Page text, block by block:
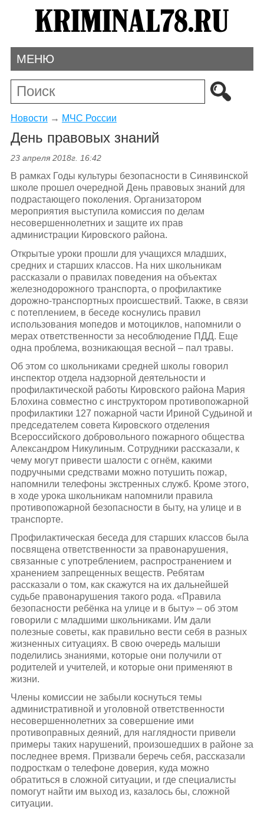
МЕНЮ
Новости → МЧС России
День правовых знаний
23 апреля 2018г. 16:42
В рамках Годы культуры безопасности в Синявинской
школе прошел очередной День правовых знаний для
подрастающего поколения. Организатором
мероприятия выступила комиссия по делам
несовершеннолетних и защите их прав
администрации Кировского района.
Открытые уроки прошли для учащихся младших,
средних и старших классов. На них школьникам
рассказали о правилах поведения на объектах
железнодорожного транспорта, о профилактике
дорожно-транспортных происшествий. Также, в связи
с потеплением, в беседе коснулись правил
использования мопедов и мотоциклов, напомнили о
мерах ответственности за несоблюдение ПДД. Еще
одна проблема, возникающая весной – пал травы.
Об этом со школьниками средней школы говорил
инспектор отдела надзорной деятельности и
профилактической работы Кировского района Мария
Блохина совместно с инструктором противопожарной
профилактики 127 пожарной части Ириной Судьиной и
председателем совета Кировского отделения
Всероссийского добровольного пожарного общества
Александром Никулиным. Сотрудники рассказали, к
чему могут привести шалости с огнём, какими
подручными средствами можно потушить пожар,
напомнили телефоны экстренных служб. Кроме этого,
в ходе урока школьникам напомнили правила
противопожарной безопасности в быту, на улице и в
транспорте.
Профилактическая беседа для старших классов была
посвящена ответственности за правонарушения,
связанные с употреблением, распространением и
хранением запрещенных веществ. Ребятам
рассказали о том, как скажутся на их дальнейшей
судьбе правонарушения такого рода. «Правила
безопасности ребёнка на улице и в быту» – об этом
говорили с младшими школьниками. Им дали
полезные советы, как правильно вести себя в разных
жизненных ситуациях. В свою очередь малыши
поделились знаниями, которые они получили от
родителей и учителей, и которые они применяют в
жизни.
Члены комиссии не забыли коснуться темы
административной и уголовной ответственности
несовершеннолетних за совершение ими
противоправных деяний, для наглядности привели
примеры таких нарушений, произошедших в районе за
последнее время. Призвали беречь себя, рассказали
подросткам о телефоне доверия, куда можно
обратиться в сложной ситуации, и где специалисты
помогут найти им выход из, казалось бы, сложной
ситуации.